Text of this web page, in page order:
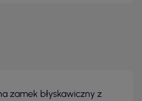
zamek błyskawiczny z